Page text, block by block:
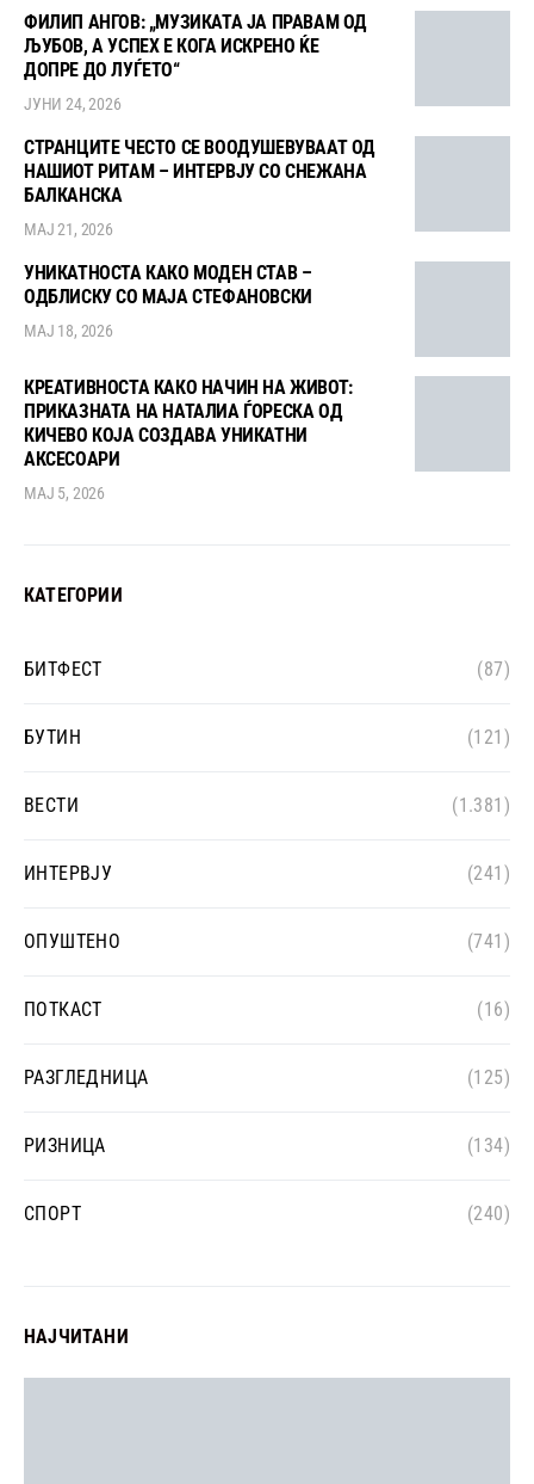
ФИЛИП АНГОВ: „МУЗИКАТА ЈА ПРАВАМ ОД
ЉУБОВ, А УСПЕХ Е КОГА ИСКРЕНО ЌЕ
ДОПРЕ ДО ЛУЃЕТО“
ЈУНИ 24, 2026
СТРАНЦИТЕ ЧЕСТО СЕ ВООДУШЕВУВААТ ОД
НАШИОТ РИТАМ – ИНТЕРВЈУ СО СНЕЖАНА
БАЛКАНСКА
МАЈ 21, 2026
УНИКАТНОСТА КАКО МОДЕН СТАВ –
ОДБЛИСКУ СО МАЈА СТЕФАНОВСКИ
МАЈ 18, 2026
КРЕАТИВНОСТА КАКО НАЧИН НА ЖИВОТ:
ПРИКАЗНАТА НА НАТАЛИА ЃОРЕСКА ОД
КИЧЕВО КОЈА СОЗДАВА УНИКАТНИ
АКСЕСОАРИ
МАЈ 5, 2026
КАТЕГОРИИ
БИТФЕСТ (87)
БУТИН (121)
ВЕСТИ (1.381)
ИНТЕРВЈУ (241)
ОПУШТЕНО (741)
ПОТКАСТ (16)
РАЗГЛЕДНИЦА (125)
РИЗНИЦА (134)
СПОРТ (240)
НАЈЧИТАНИ